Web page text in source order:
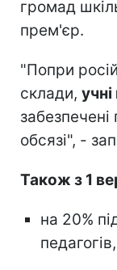
громад
прем'єр.
"Попри
склади, учні
обсязі", -
Також з 1
на 20%
педагогів,